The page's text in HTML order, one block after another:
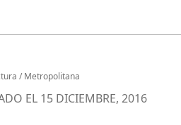
/Metropolitana
EL 15 DICIEMBRE, 2016